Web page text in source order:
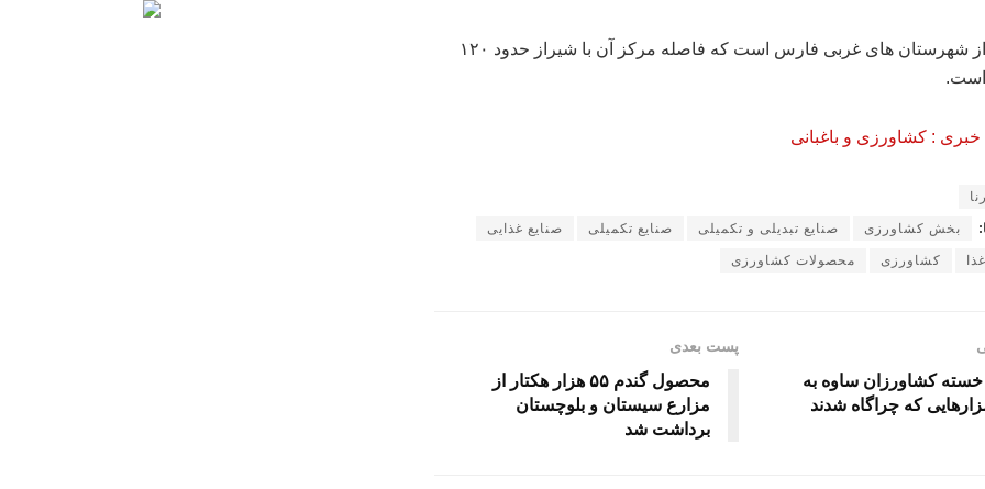
کازرون از شهرستان های غربی فارس است که فاصله مرکز آن با شیراز حدود ۱۲۰
است.
: کشاورزی و باغبانی
بخش کشاورزی صنایع تبدیلی و تکمیلی صنایع تکمیلی صنایع غذایی
کشاورزی محصولات کشاورزی
خسته کشاورزان ساوه به
که چراگاه شدند
پست بعدی
محصول گندم ۵۵ هزار هکتار از
مزارع سیستان و بلوچستان
برداشت شد